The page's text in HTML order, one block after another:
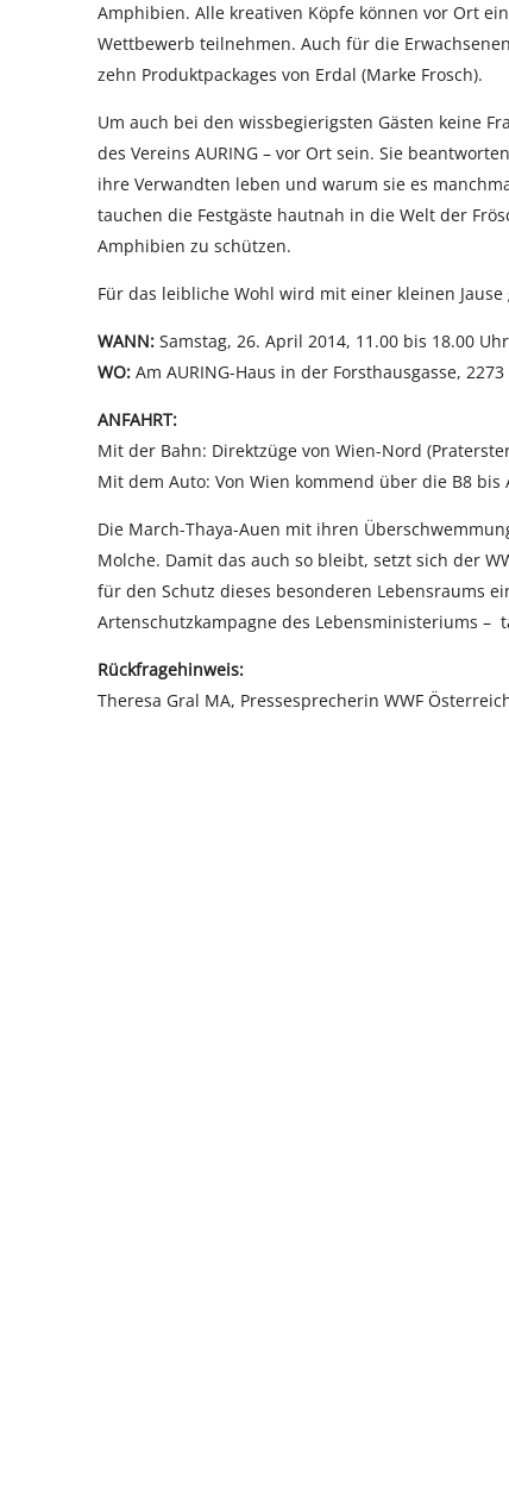
Amphibien. Alle kreativen Köpfe können vor Ort
Wettbewerb teilnehmen. Auch für die
zehn Produktpackages von Erdal (Marke Frosch).
Um auch bei den wissbegierigsten Gästen keine
des Vereins AURING – vor Ort sein. Sie
ihre Verwandten leben und warum sie es
tauchen die Festgäste hautnah in die Welt der
Amphibien zu schützen.
Für das leibliche Wohl wird mit einer kleinen Jause
WANN: Samstag, 26. April 2014, 11.00 bis 18.00
WO: Am AURING-Haus in der Forsthausgasse,
ANFAHRT:
Mit der Bahn: Direktzüge von Wien-Nord
Mit dem Auto: Von Wien kommend über die B8
Die March-Thaya-Auen mit ihren
Molche. Damit das auch so bleibt, setzt sich der
für den Schutz dieses besonderen Lebensraums
Artenschutzkampagne des Lebensministeriums –
Rückfragehinweis:
Theresa Gral MA, Pressesprecherin WWF